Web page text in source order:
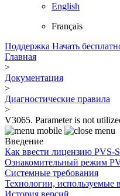
English
Français
Поддержка Начать
Главная
>
Документация
>
Диагностические правила
>
V3065. Parameter is not
Введение
Как ввести лицензию PVS-
Ознакомительный режим
Системные требования
Технологии, используемые
История версий